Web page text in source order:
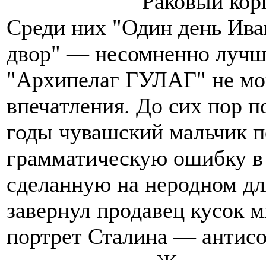
Среди них "Один день
двор" — несомненно
"Архипелаг ГУЛАГ" не
впечатления. До сих пор
годы чувашский мальчик
грамматическую ошибку в
сделанную на неродном
завернул продавец кусок
портрет Сталина —